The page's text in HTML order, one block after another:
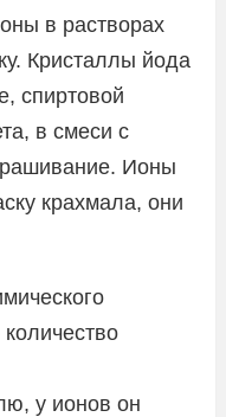
в растворах
Кристаллы йода
спиртовой
в смеси с
Ионы
крахмала, они
у ионов он